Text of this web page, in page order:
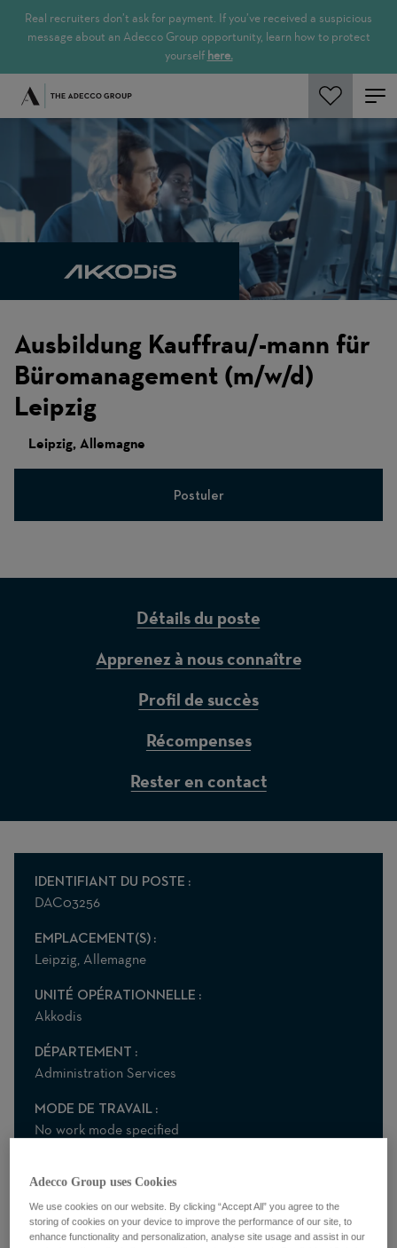
Real recruiters don’t ask for payment. If you’ve received a suspicious
message about an Adecco Group opportunity, learn how to protect
yourself here.
Rechercher
Ausbildung Kauffrau/-mann für
Büromanagement (m/w/d)
Leipzig
Leipzig, Allemagne
Postuler
Détails du poste
Apprenez à nous connaître
Profil de succès
Récompenses
Rester en contact
IDENTIFIANT DU POSTE
DAC03256
EMPLACEMENT(S)
Leipzig, Allemagne
UNITÉ OPÉRATIONNELLE
Akkodis
DÉPARTEMENT
Administration Services
MODE DE TRAVAIL
No work mode specified
Über die Rolle
Akkodis ist ein globales Beratungsunternehmen für Digital
Adecco Group uses Cookies
We use cookies on our website. By clicking “Accept All” you agree to the
storing of cookies on your device to improve the performance of our site, to
enhance functionality and personalization, analyse site usage and assist in our